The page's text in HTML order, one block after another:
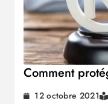
Comment
12 octobre 2021